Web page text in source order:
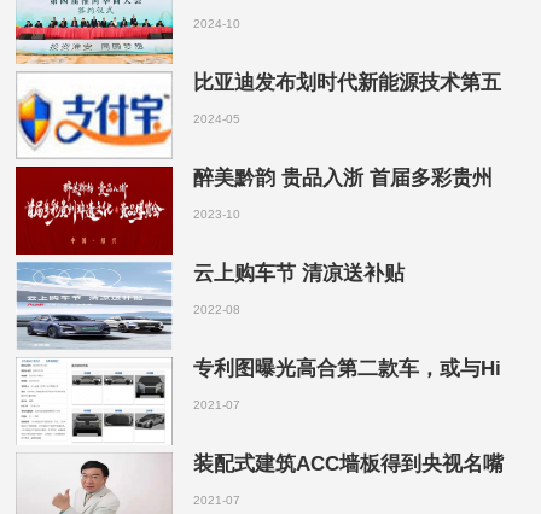
2024-10
比亚迪发布划时代新能源技术第五
2024-05
醉美黔韵 贵品入浙 首届多彩贵州
2023-10
云上购车节 清凉送补贴
2022-08
专利图曝光高合第二款车，或与Hi
2021-07
装配式建筑ACC墙板得到央视名嘴
2021-07